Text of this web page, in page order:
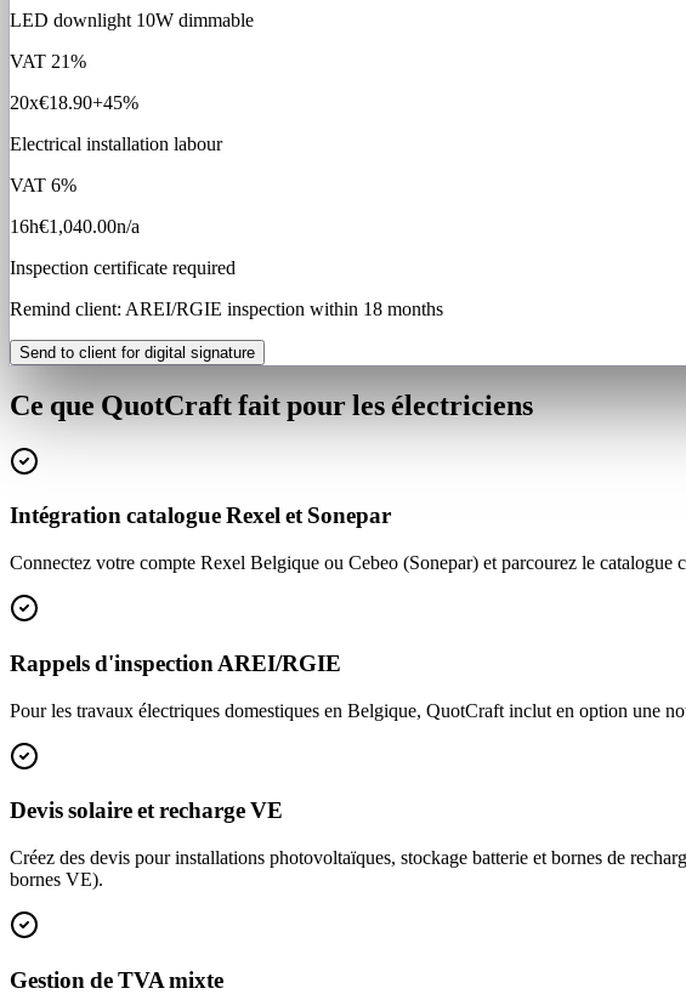
LED downlight 10W dimmable
VAT 21%
20x€18.90+45%
Electrical installation labour
VAT 6%
16h€1,040.00n/a
Inspection certificate required
Remind client: AREI/RGIE inspection within 18 months
Send to client for digital signature
Ce que QuotCraft fait pour les électriciens
Intégration catalogue Rexel et Sonepar
Connectez votre compte Rexel Belgique ou Cebeo (Sonepar) et parcourez le
Rappels d'inspection AREI/RGIE
Pour les travaux électriques domestiques en Belgique, QuotCraft inclut en option une
Devis solaire et recharge VE
Créez des devis pour installations photovoltaïques, stockage batterie et bornes de
bornes VE).
Gestion de TVA mixte